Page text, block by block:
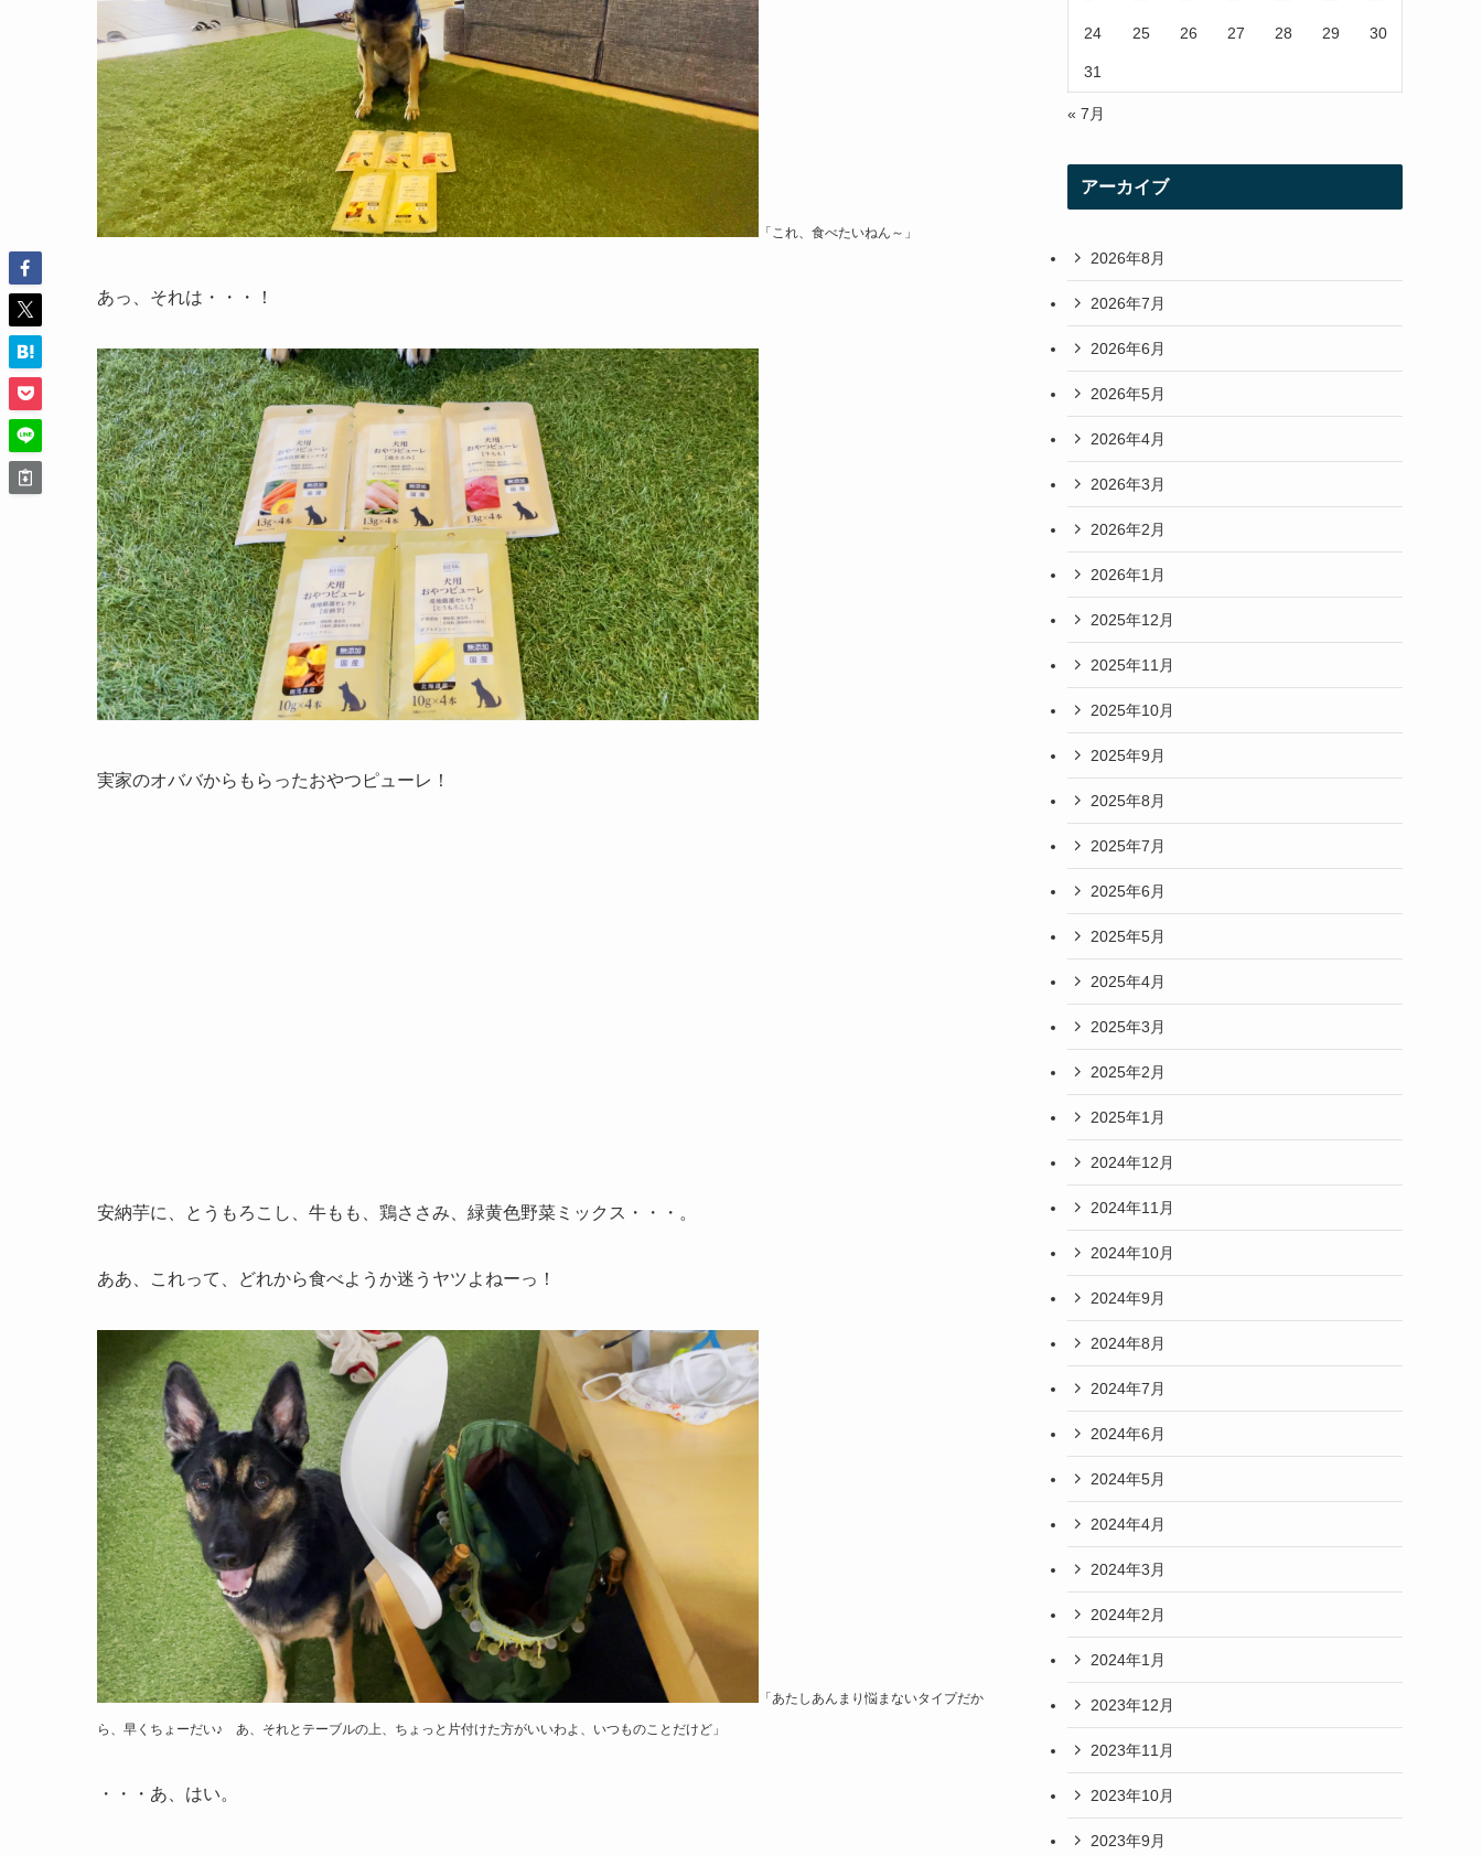
「これ、食べたいねん～」
あっ、それは・・・！
実家のオババからもらったおやつピューレ！
安納芋に、とうもろこし、牛もも、鶏ささみ、緑黄色野菜ミックス・・・。
ああ、これって、どれから食べようか迷うヤツよねーっ！
「あたしあんまり悩まないタイプだか
ら、早くちょーだい♪ あ、それとテーブルの上、ちょっと片付けた方がいいわよ、いつものことだけど」
・・・あ、はい。
24 25 26 27 28 29 30
31
« 7月
アーカイブ
2026年8月
2026年7月
2026年6月
2026年5月
2026年4月
2026年3月
2026年2月
2026年1月
2025年12月
2025年11月
2025年10月
2025年9月
2025年8月
2025年7月
2025年6月
2025年5月
2025年4月
2025年3月
2025年2月
2025年1月
2024年12月
2024年11月
2024年10月
2024年9月
2024年8月
2024年7月
2024年6月
2024年5月
2024年4月
2024年3月
2024年2月
2024年1月
2023年12月
2023年11月
2023年10月
2023年9月